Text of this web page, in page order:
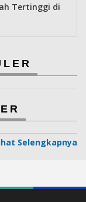
Tertinggi di
Selengkapnya